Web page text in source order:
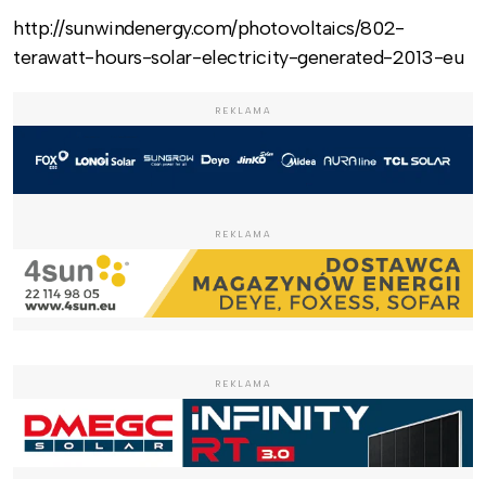
http://sunwindenergy.com/photovoltaics/802-
terawatt-hours-solar-electricity-generated-2013-eu
REKLAMA
REKLAMA
REKLAMA